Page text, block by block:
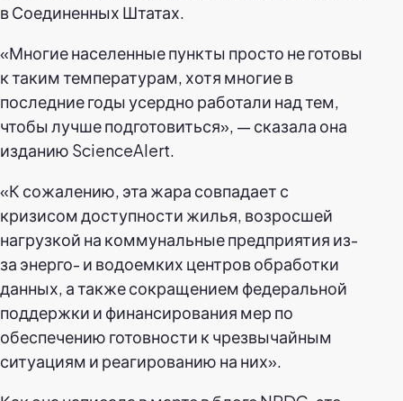
в Соединенных Штатах.
«Многие населенные пункты просто не готовы
к таким температурам, хотя многие в
последние годы усердно работали над тем,
чтобы лучше подготовиться», — сказала она
изданию ScienceAlert.
«К сожалению, эта жара совпадает с
кризисом доступности жилья, возросшей
нагрузкой на коммунальные предприятия из-
за энерго- и водоемких центров обработки
данных, а также сокращением федеральной
поддержки и финансирования мер по
обеспечению готовности к чрезвычайным
ситуациям и реагированию на них».